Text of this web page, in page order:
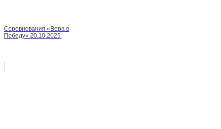
Соревнования «Вера в
Победу» 20.10.2025